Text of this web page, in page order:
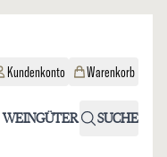
WEINGÜTER SUCHE
Kundenkonto Warenkorb